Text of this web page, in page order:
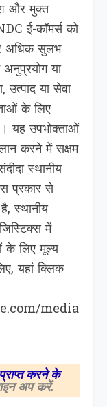
और मुक्त
ई-कॉमर्स को
अधिक सुलभ
या
उत्पाद या सेवा
के लिए
यह उपभोक्ताओं
करने में सक्षम
स्थानीय
प्रकार से
स्थानीय
में
के लिए मूल्य
यहां क्लिक
media
करने के
अप करें.